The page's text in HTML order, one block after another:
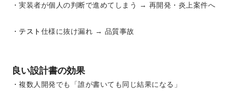
・実装者が個人の判断で進めてしまう → 再開発・炎上案件へ
・ テスト 仕様に抜け漏れ → 品質事故
良い設計書の効果
・複数人開発でも「誰が書いても同じ結果になる」